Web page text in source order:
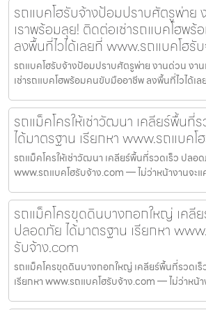
รถแบคโฮรับจ้างป้อมปราบศัตรูพ่าย
เราพร้อมลุย! ติดต่อเช่ารถแบคโฮพ
ลงพื้นที่ไวได้เลยที่ www.รถแบคโฮรั
รถแบคโฮรับจ้างป้อมปราบศัตรูพ่าย งานด่วน งาน
เช่ารถแบคโฮพร้อมคนขับมืออาชีพ ลงพื้นที่ไวได้เ
รถแม็คโครให้เช่าวัฒนา เคลียร์พื้นที่
ได้มาตรฐาน เรียกหา www.รถแบคโ
รถแม็คโครให้เช่าวัฒนา เคลียร์พื้นที่รวดเร็ว ปลอ
www.รถแบคโฮรับจ้าง.com — ไม่ว่าหน้างานจะ
รถแม็คโครขุดดินบางกอกใหญ่ เคลี
ปลอดภัย ได้มาตรฐาน เรียกหา
รับจ้าง.com
รถแม็คโครขุดดินบางกอกใหญ่ เคลียร์พื้นที่รวดเ
เรียกหา www.รถแบคโฮรับจ้าง.com — ไม่ว่าหน้